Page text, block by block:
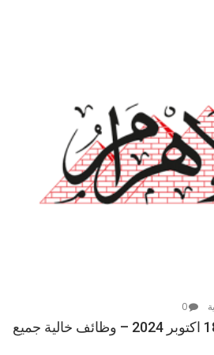
0
وظائف اهرام الجمعة 18 اكتوبر 2024 – وظائف خالية جميع